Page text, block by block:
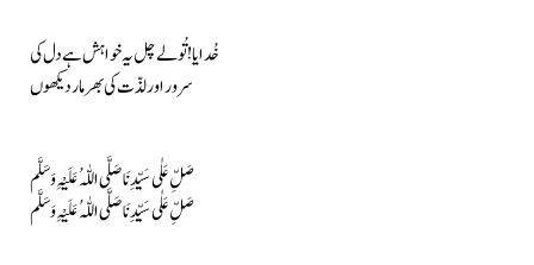
خُدایا! تُو لے چل یہ خواہش ہے دل کی
سرور اور لذّت کی بھرمار دیکھوں
صَلِّ عَلٰی سَیِّدِنَا صَلَّی اللّٰہُ عَلَیْہِ وَسَلَّم
صَلِّ عَلٰی سَیِّدِنَا صَلَّی اللّٰہُ عَلَیْہِ وَسَلَّم